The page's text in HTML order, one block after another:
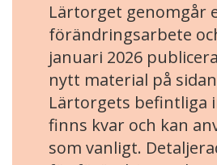
Lärtorget genomgår
förändringsarbete
januari 2026
nytt material på
Lärtorgets befintliga
finns kvar och kan
som vanligt.